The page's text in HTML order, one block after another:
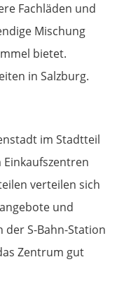
Fachläden und
Mischung
bietet.
in Salzburg.
im Stadtteil
verteilen sich
und
der S-Bahn-Station
Zentrum gut